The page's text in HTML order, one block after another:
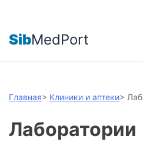
SibMedPort
Главная> Клиники и аптеки>
Лаборатории